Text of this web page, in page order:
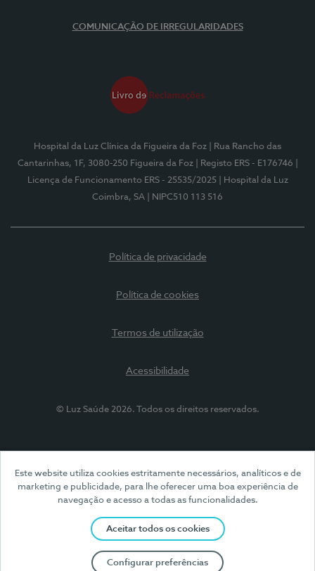
Este website utiliza cookies estritamente necessários, analíticos e de
marketing e publicidade, para lhe oferecer uma boa experiência de
navegação e acesso a todas as funcionalidades.
Aceitar todos os cookies
Configurar preferências
COMUNICAÇÃO DE IRREGULARIDADES
Hospital da Luz Clínica da Figueira da Foz
| Rua Rancho das
Cantarinhas, 1F, 3080-250 Figueira da Foz
| Registo ERS - E176746
Licença de Funcionamento ERS - 25535/2025
| Hospital da Luz
Coimbra, SA
| NIPC510 113 516
Política de privacidade
Política de cookies
Termos de utilização
Acessibilidade
© Luz Saúde 2026. Todos os direitos reservados.